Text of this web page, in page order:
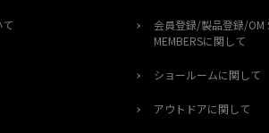
会員登録/製品登録/OM
MEMBERSに関して
ショールームに関して
アウトドアに関して